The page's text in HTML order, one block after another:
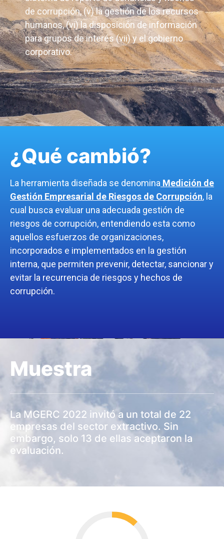
de corrupción, (v) la gestión de los recursos
humanos, (vi) la disposición de información
para grupos de interés (vii) y el gobierno
corporativo.
¿Qué cambió?
La herramienta diseñada se denomina Medición de
Gestión Empresarial de Riesgos de Corrupción, la
cual busca evaluar una adecuada gestión de
riesgos de corrupción, entendiendo esta como
aquellos esfuerzos de organizaciones,
incorporados e implementados en la gestión
interna, que permiten prevenir, detectar, sancionar y
evitar la recurrencia de riesgos y hechos de
corrupción.
Muestra
La MGERC 2022 invitó a un total de 22
empresas del sector extractivo. Sin
embargo, solo 13 de ellas aceptaron la
evaluación.